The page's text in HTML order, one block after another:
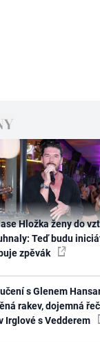
Hložka ženy do
Teď budu
zpěvák
s Glenem
rakev, dojemná
Irglové s Vedderem